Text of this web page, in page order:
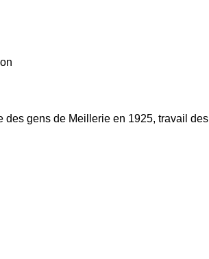
des gens de Meillerie en 1925, travail des